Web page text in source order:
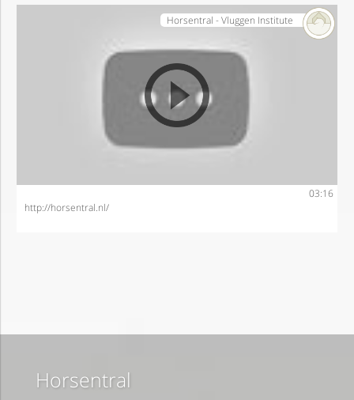
Horsentral - Vluggen Institute
03:16
http://horsentral.nl/
Horsentral